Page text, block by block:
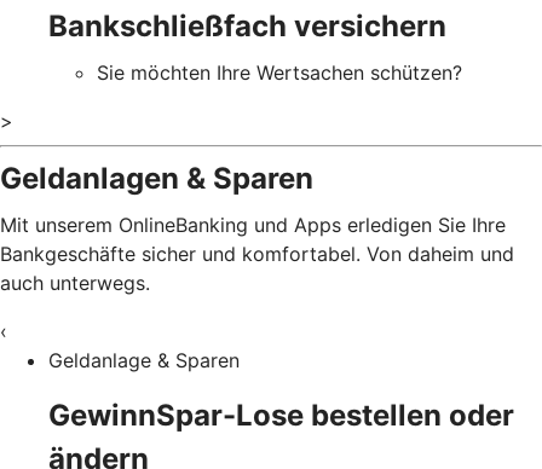
Bankschließfach versichern
Sie möchten Ihre Wertsachen schützen?
>
Geldanlagen & Sparen
Mit unserem OnlineBanking und Apps erledigen Sie Ihre
Bankgeschäfte sicher und komfortabel. Von daheim und
auch unterwegs.
‹
Geldanlage & Sparen
GewinnSpar-Lose bestellen oder
ändern